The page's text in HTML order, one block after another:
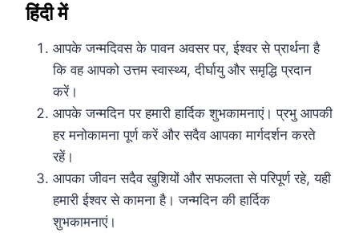
हिंदी में
आपके जन्मदिवस के पावन अवसर पर, ईश्वर से प्रार्थना है
कि वह आपको उत्तम स्वास्थ्य, दीर्घायु और समृद्धि प्रदान
करें।
आपके जन्मदिन पर हमारी हार्दिक शुभकामनाएं। प्रभु आपकी
हर मनोकामना पूर्ण करें और सदैव आपका मार्गदर्शन करते
रहें।
आपका जीवन सदैव खुशियों और सफलता से परिपूर्ण रहे, यही
हमारी ईश्वर से कामना है। जन्मदिन की हार्दिक
शुभकामनाएं।